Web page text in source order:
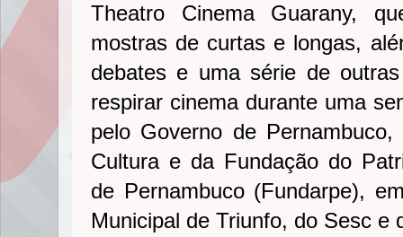
Theatro Cinema Guarany,
mostras de curtas e longas,
debates e uma série de
respirar cinema durante uma
pelo Governo de
Cultura e da Fundação do
de Pernambuco (Fundarpe),
Municipal de Triunfo, do Sesc e